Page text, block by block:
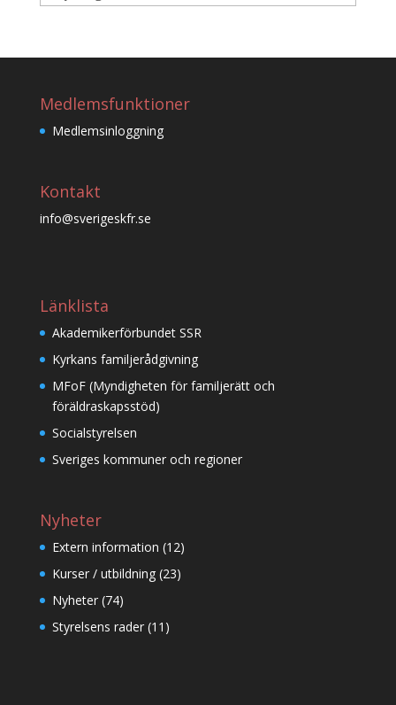
Medlemsfunktioner
Medlemsinloggning
Kontakt
info@sverigeskfr.se
Länklista
Akademikerförbundet SSR
Kyrkans familjerådgivning
MFoF (Myndigheten för familjerätt och
föräldraskapsstöd)
Socialstyrelsen
Sveriges kommuner och regioner
Nyheter
Extern information (12)
Kurser / utbildning(23)
Nyheter(74)
Styrelsens rader(11)